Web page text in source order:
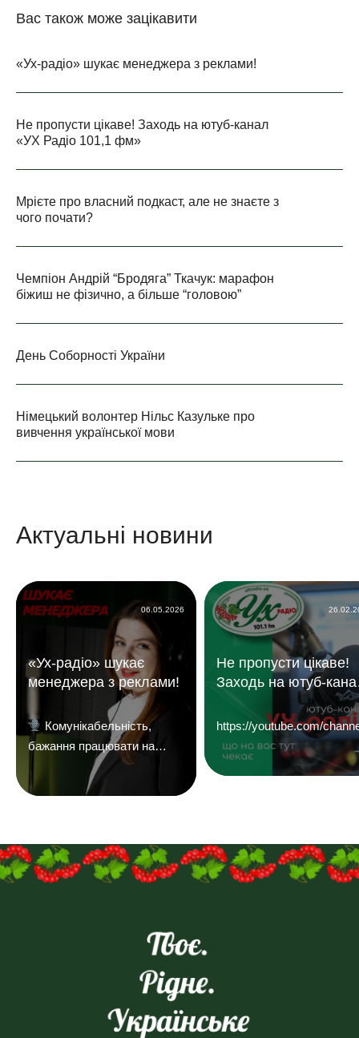
Вас також може зацікавити
«Ух-радіо» шукає менеджера з реклами!
Не пропусти цікаве! Заходь на ютуб-канал
«УХ Радіо 101,1 фм»
Мрієте про власний подкаст, але не знаєте з
чого почати?
Чемпіон Андрій “Бродяга” Ткачук: марафон
біжиш не фізично, а більше “головою”
День Соборності України
Німецький волонтер Нільс Казульке про
вивчення української мови
Актуальні новини
«Ух-радіо» шукає
менеджера з реклами!
Комунікабельність,
бажання працювати на
результат і досвід у
продажах — плюс.
пошту:uhreklama1@gmail.com
06.05.2026
Не пропусти цікаве!
Заходь на ютуб-
«УХ Радіо 101,1 фм»
https://youtube.com/